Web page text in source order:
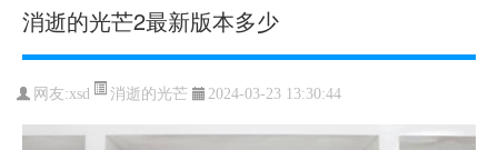
消逝的光芒2最新版本多少
网友:xsd 消逝的光芒 2024-03-23 13:30:44